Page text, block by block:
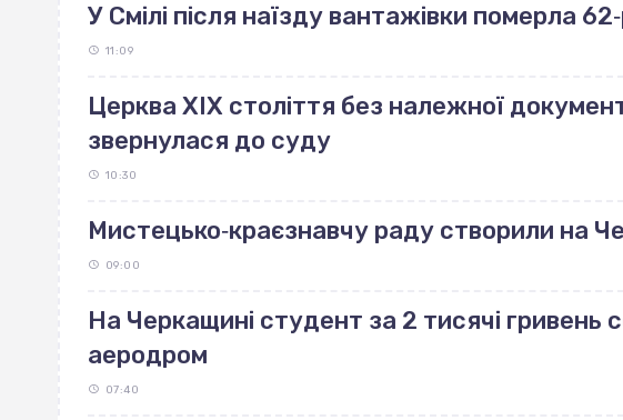
У Смілі після наїзду вантажівки померла
11:09
Церква ХІХ століття без належної
звернулася до суду
10:30
Мистецько‐краєзнавчу раду створили на
09:00
На Черкащині студент за 2 тисячі гривень
аеродром
07:40